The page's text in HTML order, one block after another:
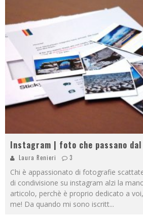
Instagram | foto che passano
Laura Renieri 3
Chi è appassionato di fotografie
di condivisione su instagram alzi la
articolo, perchè è proprio dedicato a
me! Da quando mi sono iscritt...